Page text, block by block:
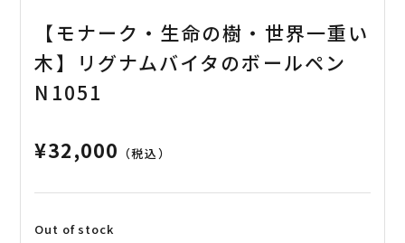
【モナーク・生命の樹・世界一重い
木】リグナムバイタのボールペン
N1051
¥32,000 （税込）
Out of stock